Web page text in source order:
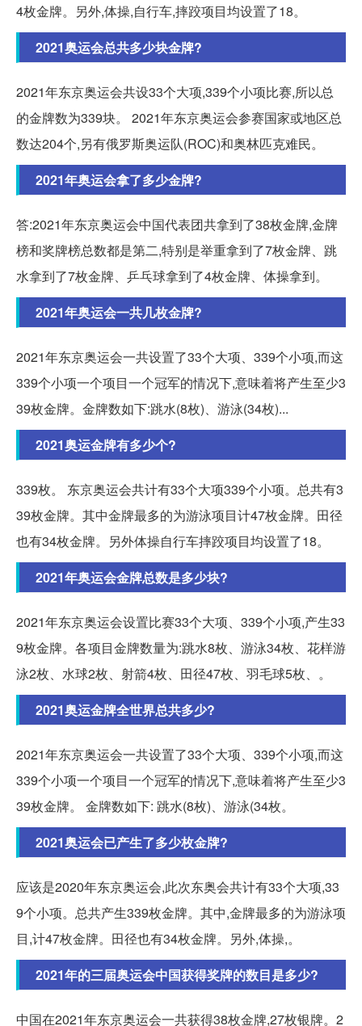
4枚金牌。另外,体操,自行车,摔跤项目均设置了18。
2021奥运会总共多少块金牌?
2021年东京奥运会共设33个大项,339个小项比赛,所以总
的金牌数为339块。 2021年东京奥运会参赛国家或地区总
数达204个,另有俄罗斯奥运队(ROC)和奥林匹克难民。
2021年奥运会拿了多少金牌?
答:2021年东京奥运会中国代表团共拿到了38枚金牌,金牌
榜和奖牌榜总数都是第二,特别是举重拿到了7枚金牌、跳
水拿到了7枚金牌、乒乓球拿到了4枚金牌、体操拿到。
2021年奥运会一共几枚金牌?
2021年东京奥运会一共设置了33个大项、339个小项,而这
339个小项一个项目一个冠军的情况下,意味着将产生至少3
39枚金牌。金牌数如下:跳水(8枚)、游泳(34枚)...
2021奥运金牌有多少个?
339枚。 东京奥运会共计有33个大项339个小项。总共有3
39枚金牌。其中金牌最多的为游泳项目计47枚金牌。田径
也有34枚金牌。另外体操自行车摔跤项目均设置了18。
2021年奥运会金牌总数是多少块?
2021年东京奥运会设置比赛33个大项、339个小项,产生33
9枚金牌。各项目金牌数量为:跳水8枚、游泳34枚、花样游
泳2枚、水球2枚、射箭4枚、田径47枚、羽毛球5枚、。
2021奥运金牌全世界总共多少?
2021年东京奥运会一共设置了33个大项、339个小项,而这
339个小项一个项目一个冠军的情况下,意味着将产生至少3
39枚金牌。 金牌数如下: 跳水(8枚)、游泳(34枚。
2021奥运会已产生了多少枚金牌?
应该是2020年东京奥运会,此次东奥会共计有33个大项,33
9个小项。总共产生339枚金牌。其中,金牌最多的为游泳项
目,计47枚金牌。田径也有34枚金牌。另外,体操,。
2021年的三届奥运会中国获得奖牌的数目是多少?
中国在2021年东京奥运会一共获得38枚金牌,27枚银牌。2